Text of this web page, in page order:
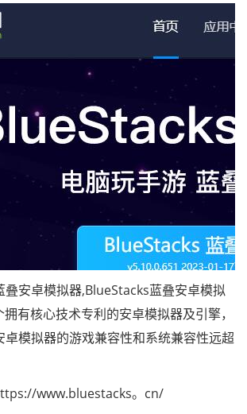
安卓模拟器,BlueStacks蓝叠安卓模拟
有核心技术专利的安卓模拟器及引擎，
卓模拟器的游戏兼容性和系统兼容性远超
www.bluestacks。cn/